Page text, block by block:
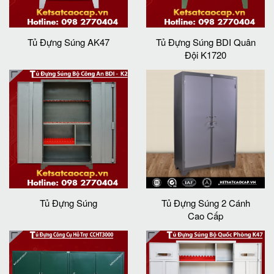
Tủ Đựng Súng AK47
Tủ Đựng Súng BDI Quân
Đội K1720
Tủ Đựng Súng
Tủ Đựng Súng 2 Cánh
Cao Cấp